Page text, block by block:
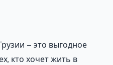
– это выгодное
кто хочет жить в